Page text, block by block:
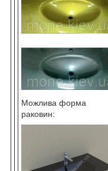
Можлива форма
раковин: